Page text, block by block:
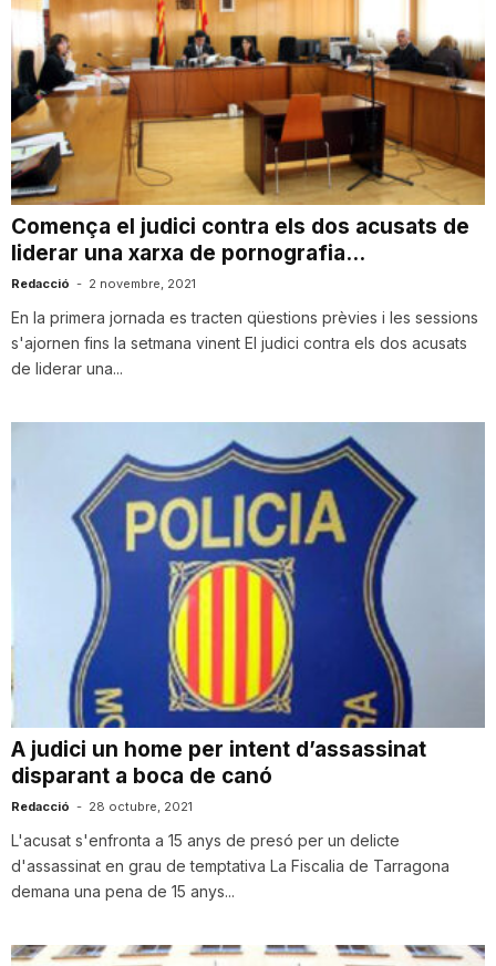
Comença el judici contra els dos acusats de
liderar una xarxa de pornografia...
Redacció - 2 novembre, 2021
En la primera jornada es tracten qüestions prèvies i les sessions
s'ajornen fins la setmana vinent El judici contra els dos acusats
de liderar una...
A judici un home per intent d’assassinat
disparant a boca de canó
Redacció - 28 octubre, 2021
L'acusat s'enfronta a 15 anys de presó per un delicte
d'assassinat en grau de temptativa La Fiscalia de Tarragona
demana una pena de 15 anys...